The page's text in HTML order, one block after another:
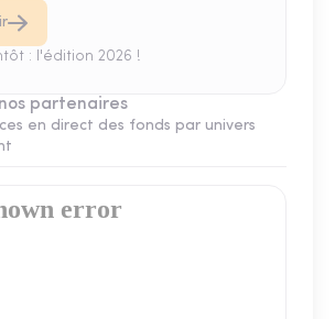
: l'édition 2026 !
partenaires
en direct des fonds par univers